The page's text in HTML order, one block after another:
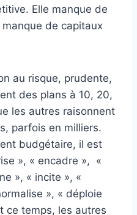
Elle manque de
manque de capitaux
au risque, prudente,
des plans à 10, 20,
les autres raisonnent
parfois en milliers.
budgétaire, il est
», « encadre », «
», « incite », «
», « déploie
ce temps, les autres